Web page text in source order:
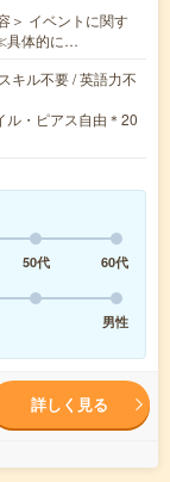
＞ イベントに関す
具体的に…
キル不要 / 英語力不
ル・ピアス自由＊20
50代
60代
男性
詳しく見る